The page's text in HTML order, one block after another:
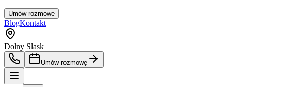
Umów rozmowę
BlogKontakt
Dolny Slask
Umów rozmowę